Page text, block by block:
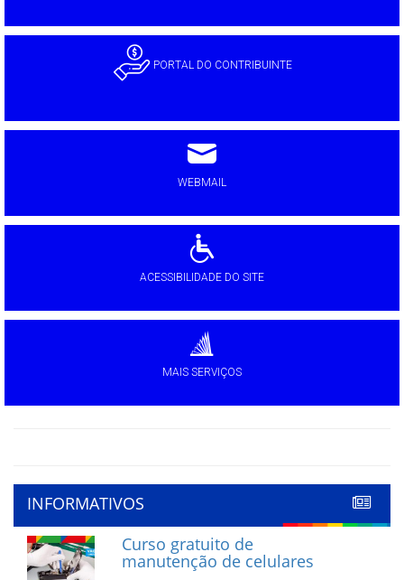
PORTAL DO CONTRIBUINTE
WEBMAIL
ACESSIBILIDADE DO SITE
MAIS SERVIÇOS
INFORMATIVOS
Curso gratuito de
manutenção de celulares